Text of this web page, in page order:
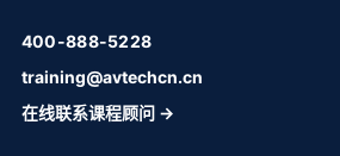
400-888-5228
training@avtechcn.cn
在线联系课程顾问 →